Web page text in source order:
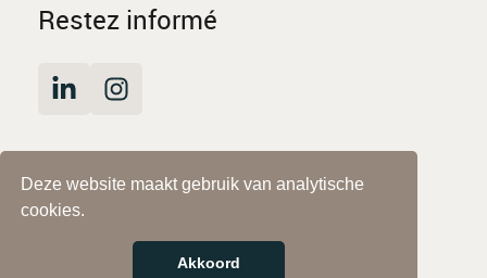
Deze website maakt gebruik van analytische
cookies.
Akkoord
Restez informé
© JK-Benelux
Déclaration de confidentialité